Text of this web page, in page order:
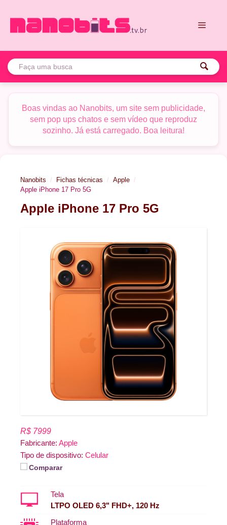
para
Boas vindas ao Nanobits, um site sem publicidade,
sem pop ups chatos e sem vídeo que reproduz
sozinho. Já está carregado. Boa leitura!
Nanobits Fichas técnicas
Apple
Apple iPhone 17 Pro 5G
Apple iPhone 17 Pro 5G
R$ 7999
Fabricante: Apple
Tipo de dispositivo: Celular
Comparar
Tela
LTPO OLED 6,3" FHD+, 120 Hz
Plataforma